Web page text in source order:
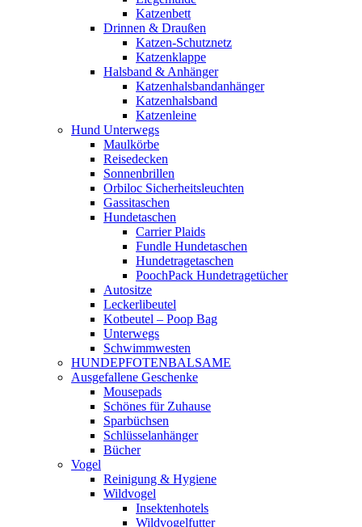
Katzenbett
Drinnen & Draußen
Katzen-Schutznetz
Katzenklappe
Halsband & Anhänger
Katzenhalsbandanhänger
Katzenhalsband
Katzenleine
Hund Unterwegs
Maulkörbe
Reisedecken
Sonnenbrillen
Orbiloc Sicherheitsleuchten
Gassitaschen
Hundetaschen
Carrier Plaids
Fundle Hundetaschen
Hundetragetaschen
PoochPack Hundetragetücher
Autositze
Leckerlibeutel
Kotbeutel – Poop Bag
Unterwegs
Schwimmwesten
HUNDEPFOTENBALSAME
Ausgefallene Geschenke
Mousepads
Schönes für Zuhause
Sparbüchsen
Schlüsselanhänger
Bücher
Vogel
Reinigung & Hygiene
Wildvogel
Insektenhotels
Wildvogelfutter